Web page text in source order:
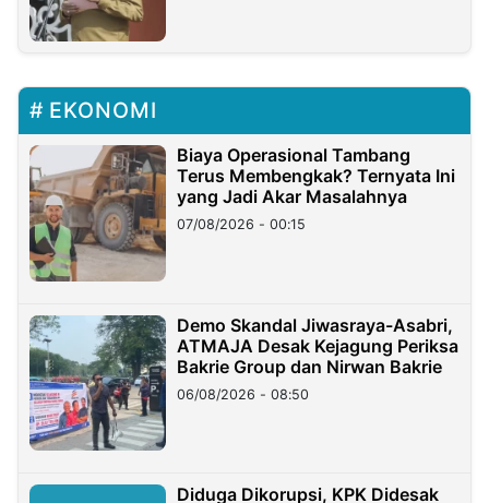
EKONOMI
Biaya Operasional Tambang
Terus Membengkak? Ternyata Ini
yang Jadi Akar Masalahnya
07/08/2026 - 00:15
Demo Skandal Jiwasraya-Asabri,
ATMAJA Desak Kejagung Periksa
Bakrie Group dan Nirwan Bakrie
06/08/2026 - 08:50
Diduga Dikorupsi, KPK Didesak